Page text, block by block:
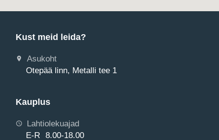
Kust meid leida?
Asukoht
Otepää linn, Metalli tee 1
Kauplus
Lahtiolekuajad
E-R 8.00-18.00